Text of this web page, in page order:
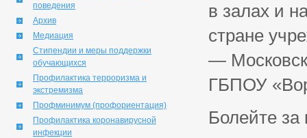
поведения
Архив
Медиация
Стипендии и меры поддержки
обучающихся
Профилактика терроризма и
экстремизма
Профминимум (профориентация)
Профилактика коронавирусной
инфекции
в залах и
стране
—
ГБПОУ
Болейте за